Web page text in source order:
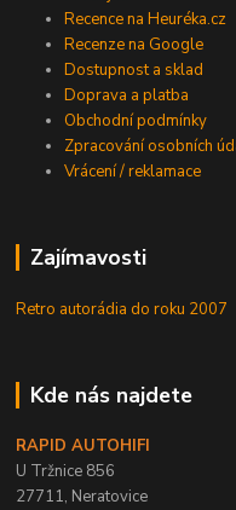
Recence na Heuréka.cz
Recenze na Google
Dostupnost a sklad
Doprava a platba
Obchodní podmínky
Zpracování osobních
Vrácení / reklamace
Zajímavosti
Retro autorádia do roku 2007
Kde nás najdete
RAPID AUTOHIFI
U Tržnice 856
27711, Neratovice